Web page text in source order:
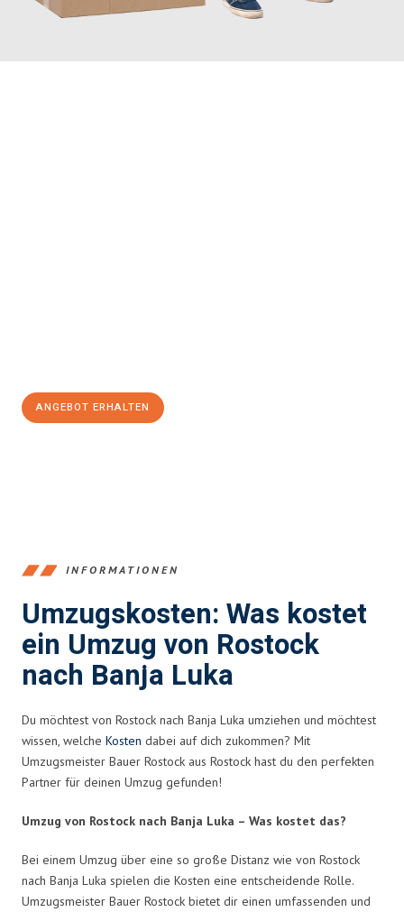
ANGEBOT ERHALTEN
INFORMATIONEN
Umzugskosten: Was kostet
ein Umzug von Rostock
nach Banja Luka
Du möchtest von Rostock nach Banja Luka umziehen und möchtest
wissen, welche Kosten dabei auf dich zukommen? Mit
Umzugsmeister Bauer Rostock aus Rostock hast du den perfekten
Partner für deinen Umzug gefunden!
Umzug von Rostock nach Banja Luka – Was kostet das?
Bei einem Umzug über eine so große Distanz wie von Rostock
nach Banja Luka spielen die Kosten eine entscheidende Rolle.
Umzugsmeister Bauer Rostock bietet dir einen umfassenden und